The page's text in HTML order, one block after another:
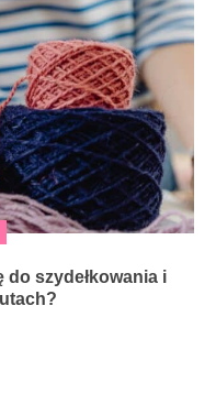
do szydełkowania i